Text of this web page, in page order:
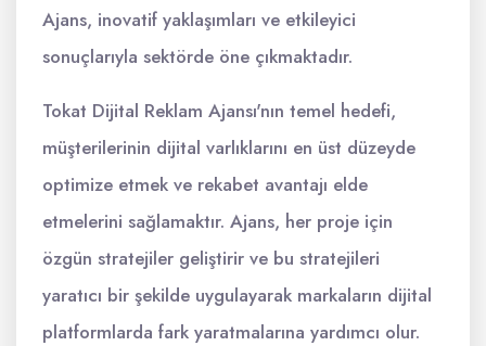
Ajans, inovatif yaklaşımları ve etkileyici
sonuçlarıyla sektörde öne çıkmaktadır.
Tokat Dijital Reklam Ajansı'nın temel hedefi,
müşterilerinin dijital varlıklarını en üst düzeyde
optimize etmek ve rekabet avantajı elde
etmelerini sağlamaktır. Ajans, her proje için
özgün stratejiler geliştirir ve bu stratejileri
yaratıcı bir şekilde uygulayarak markaların dijital
platformlarda fark yaratmalarına yardımcı olur.